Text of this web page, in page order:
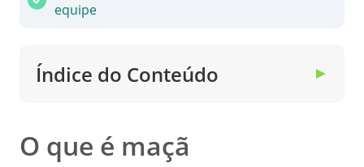
equipe
Índice do Conteúdo ▼
O que é maçã